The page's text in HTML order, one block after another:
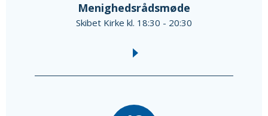
Menighedsrådsmøde
Skibet Kirke kl. 18:30 - 20:30